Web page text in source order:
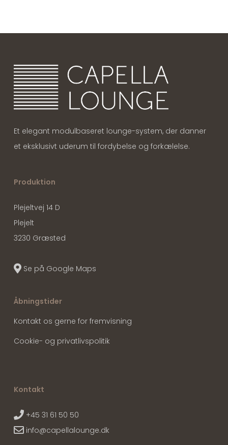
Et elegant modulbaseret lounge-system, der danner
et eksklusivt uderum til fordybelse og forkælelse.
Produktion
Plejeltvej 14 D
Plejelt
3230 Græsted
Se på Google Maps
Åbningstider
Kontakt os gerne for fremvisning
Cookie- og privatlivspolitik
Kontakt
+45 31 61 50 50
info@capellalounge.dk